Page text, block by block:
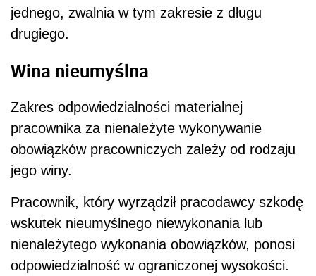
jednego, zwalnia w tym zakresie z długu
drugiego.
Wina nieumyślna
Zakres odpowiedzialności materialnej
pracownika za nienależyte wykonywanie
obowiązków pracowniczych zależy od rodzaju
jego winy.
Pracownik, który wyrządził pracodawcy szkodę
wskutek nieumyślnego niewykonania lub
nienależytego wykonania obowiązków, ponosi
odpowiedzialność w ograniczonej wysokości.